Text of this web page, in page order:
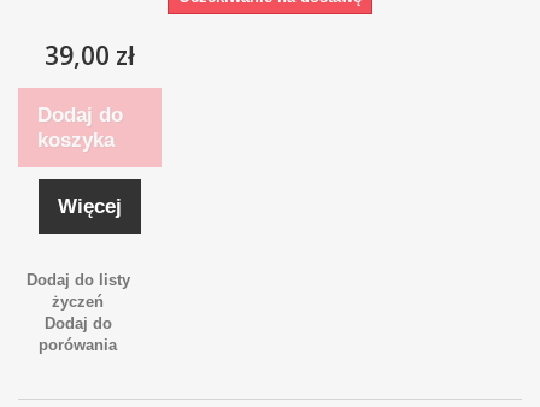
39,00 zł
Dodaj do
koszyka
Więcej
Dodaj do listy
życzeń
Dodaj do
porówania